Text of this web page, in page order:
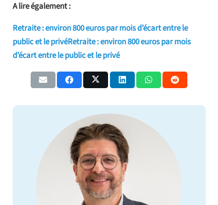
A lire également :
Retraite : environ 800 euros par mois d’écart entre le
public et le privéRetraite : environ 800 euros par mois
d’écart entre le public et le privé